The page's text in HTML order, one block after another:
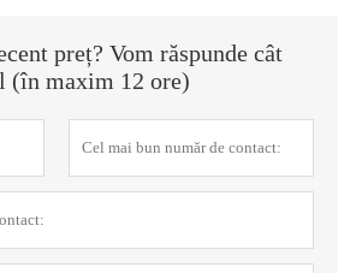
preț? Vom răspunde cât
(în maxim 12 ore)